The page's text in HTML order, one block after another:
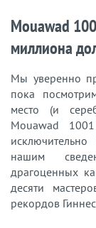
Mouawad
миллиона
Мы уверенно
пока
место (и
Mouawad
нашим
драгоценных
десяти
рекордов